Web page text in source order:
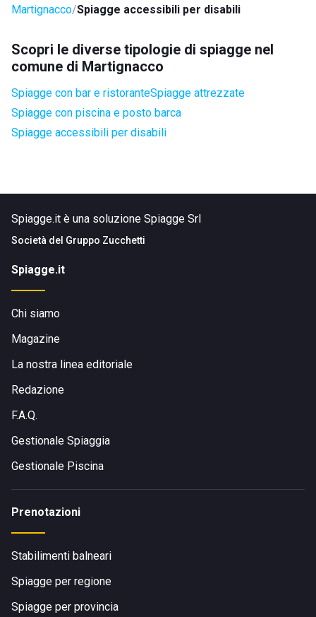
Martignacco Spiagge accessibili per disabili
Scopri le diverse tipologie di spiagge nel
comune di Martignacco
Spiagge con bar e ristoranteSpiagge attrezzate
Spiagge con piscina e posto barca
Spiagge accessibili per disabili
Spiagge.it è una soluzione Spiagge Srl
Società del Gruppo Zucchetti
Spiagge.it
Chi siamo
Magazine
La nostra linea editoriale
Redazione
F.A.Q.
Gestionale Spiaggia
Gestionale Piscina
Prenotazioni
Stabilimenti balneari
Spiagge per regione
Spiagge per provincia